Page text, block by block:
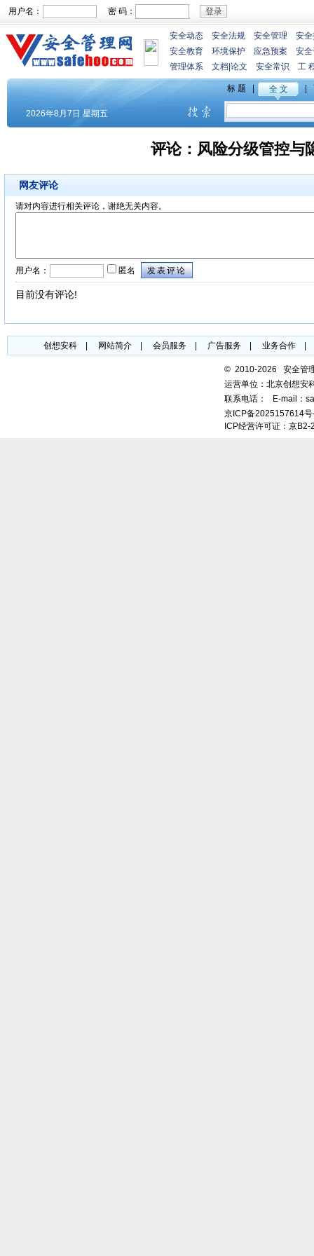
用户名： 密 码：
安全动态 安全法规 安全管理
安
安全教育
环境保护 应急预案
安
管理体系
文档 论文 安全常识 工
评论： 风险分级管控与
网友评论
请对内容进行相关评论，谢绝无关内容。
用户名： 匿名
目前没有评论!
创想安科| 网站简介| 会员服务| 广告服务| 业务合作|
© 2010-2026 安全
运营单位：北京创想安
联系电话：
E-mail：
京ICP备2025157614
ICP经营许可证：京